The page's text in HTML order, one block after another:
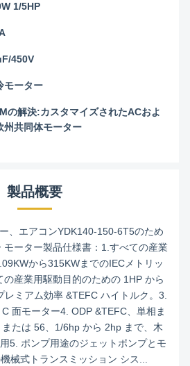
1/5HP
450V
モーター
の解決:カスタマイズされたACおよ
州共同体モーター
製品概要
、エアコンYDK140-150-6T5のため
ーター製品仕様書：1.すべての産業
から315KWまでのIECメトリッ
産業用駆動目的のための 1HP から
レミアム効率 &TEFC ハイトルク。3.
面モーター4. ODP &TEFC、単相ま
たは 56、1/6hp から 2hp まで、木
5. ポンプ用途のジェットポンプとモ
械式トランスミッション シス...